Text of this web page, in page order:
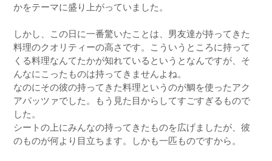
かをテーマに盛り上がっていました。
しかし、この日に一番驚いたことは、男友達が持ってきた
料理のクオリティーの高さです。こういうところに持って
くる料理なんてたかが知れているというとなんですが、そ
んなにこったものは持ってきませんよね。
なのにその彼の持ってきた料理というのが鯛を使ったアク
アパッツァでした。もう見た目からしてすごすぎるもので
した。
シートの上にみんなの持ってきたものを広げましたが、彼
のものが何より目立ちます。しかも一匹ものですから。